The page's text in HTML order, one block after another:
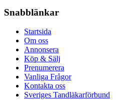
Snabblänkar
Startsida
Om oss
Annonsera
Köp & Sälj
Prenumerera
Vanliga Frågor
Kontakta oss
Sveriges Tandläkarförbund